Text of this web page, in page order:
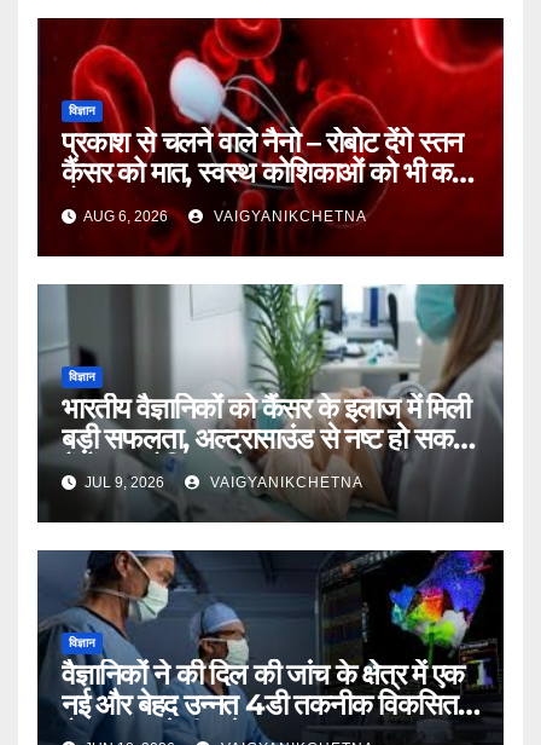
विज्ञान
प्रकाश से चलने वाले नैनो – रोबोट देंगे स्तन
कैंसर को मात, स्वस्थ कोशिकाओं को भी कम
होगा नुकसान
AUG 6, 2026 VAIGYANIKCHETNA
विज्ञान
भारतीय वैज्ञानिकों को कैंसर के इलाज में मिली
बड़ी सफलता, अल्ट्रासाउंड से नष्ट हो सकती
हैं कैंसर कोशिकाएं
JUL 9, 2026 VAIGYANIKCHETNA
विज्ञान
वैज्ञानिकों ने की दिल की जांच के क्षेत्र में एक
नई और बेहद उन्नत 4डी तकनीक विकसित,
रोग का पहले ही लगेगा पता